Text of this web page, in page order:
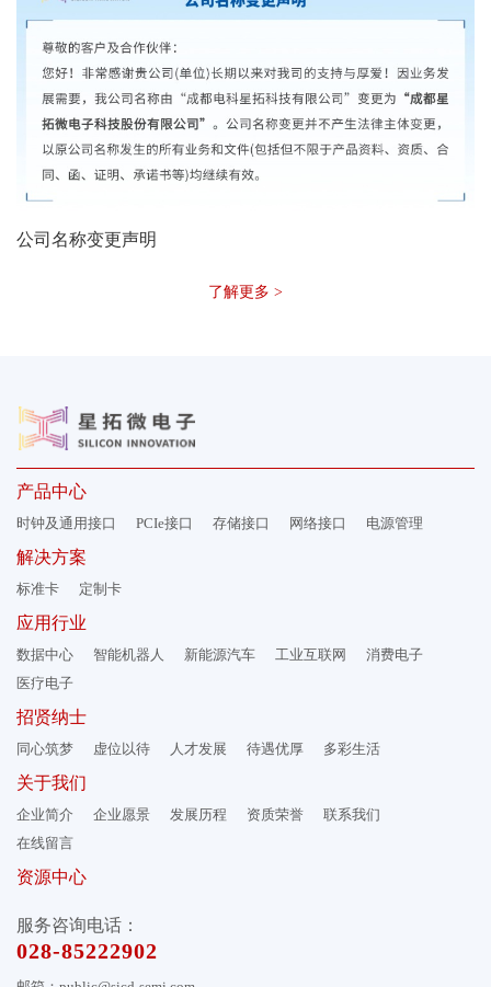
公司名称变更声明
了解更多 >
产品中心
时钟及通用接口 PCIe接口 存储接口 网络接口 电源管理
解决方案
标准卡 定制卡
应用行业
数据中心 智能机器人 新能源汽车 工业互联网
消费电子
医疗电子
招贤纳士
同心筑梦 虚位以待 人才发展 待遇优厚 多彩生活
关于我们
企业简介 企业愿景 发展历程 资质荣誉
联系我们
在线留言
资源中心
服务咨询电话：
028-85222902